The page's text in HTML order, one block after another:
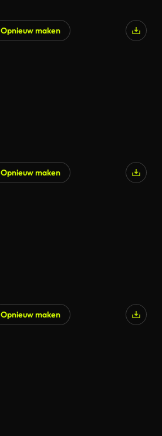
Opnieuw maken
Opnieuw maken
Opnieuw maken